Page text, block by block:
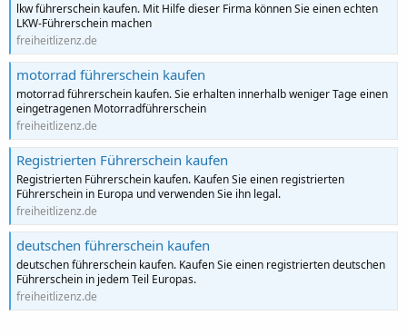
lkw führerschein kaufen. Mit Hilfe dieser Firma können Sie einen echten
LKW-Führerschein machen
freiheitlizenz.de
motorrad führerschein kaufen
motorrad führerschein kaufen. Sie erhalten innerhalb weniger Tage einen
eingetragenen Motorradführerschein
freiheitlizenz.de
Registrierten Führerschein kaufen
Registrierten Führerschein kaufen. Kaufen Sie einen registrierten
Führerschein in Europa und verwenden Sie ihn legal.
freiheitlizenz.de
deutschen führerschein kaufen
deutschen führerschein kaufen. Kaufen Sie einen registrierten deutschen
Führerschein in jedem Teil Europas.
freiheitlizenz.de